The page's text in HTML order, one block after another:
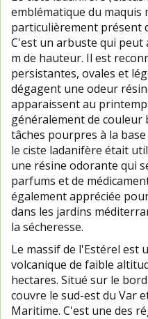
emblématique du maquis
particulièrement présent
C'est un arbuste qui peut
m de hauteur. Il est
persistantes, ovales et
dégagent une odeur
apparaissent au
généralement de couleur
tâches pourpres à la
le ciste ladanifère était
une résine odorante qui
parfums et de
également appréciée
dans les jardins
la sécheresse.
Le massif de l'Estérel est
volcanique de faible
hectares. Situé sur le
couvre le sud-est du Var
Maritime. C'est une des